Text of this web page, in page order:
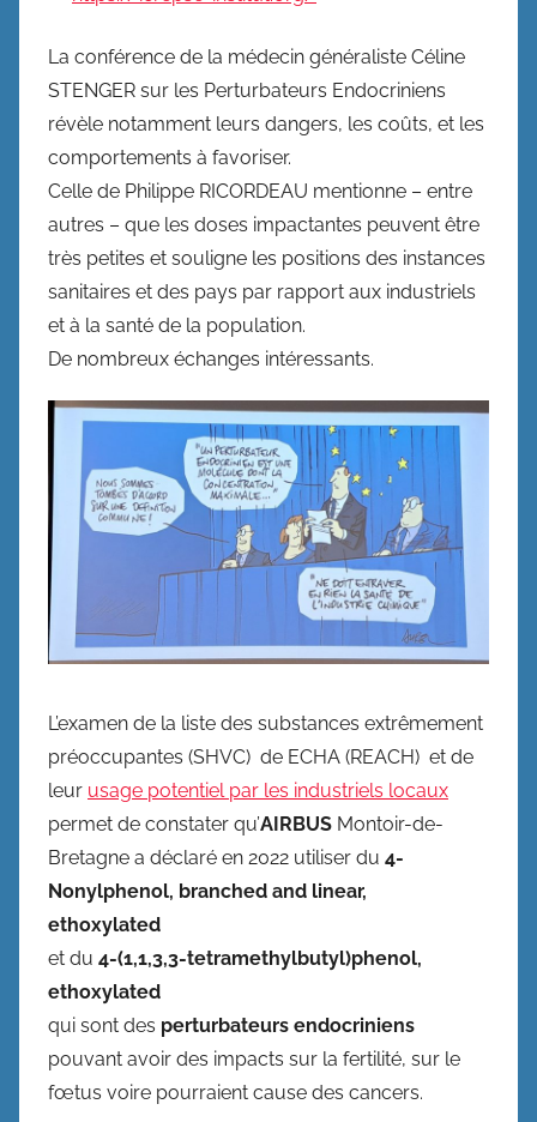
La conférence de la médecin généraliste Céline
STENGER sur les Perturbateurs Endocriniens
révèle notamment leurs dangers, les coûts, et les
comportements à favoriser.
Celle de Philippe RICORDEAU mentionne – entre
autres – que les doses impactantes peuvent être
très petites et souligne les positions des instances
sanitaires et des pays par rapport aux industriels
et à la santé de la population.
De nombreux échanges intéressants.
L’examen de la liste des substances extrêmement
préoccupantes (SHVC) de ECHA (REACH) et de
leur usage potentiel par les industriels locaux
permet de constater qu’AIRBUS Montoir-de-
Bretagne a déclaré en 2022 utiliser du 4-
Nonylphenol, branched and linear,
ethoxylated
et du 4-(1,1,3,3-tetramethylbutyl)phenol,
ethoxylated
qui sont des perturbateurs endocriniens
pouvant avoir des impacts sur la fertilité, sur le
fœtus voire pourraient cause des cancers.